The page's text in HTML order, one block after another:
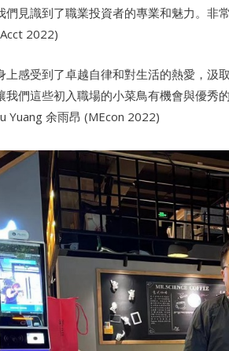
們見識到了職業投資者的專業和魅力。
2022)
上感受到了卓越自律和對生活的熱愛，
我們這些初入職場的小菜鳥有機會與優
Yuang 余雨昂 (MEcon 2022)